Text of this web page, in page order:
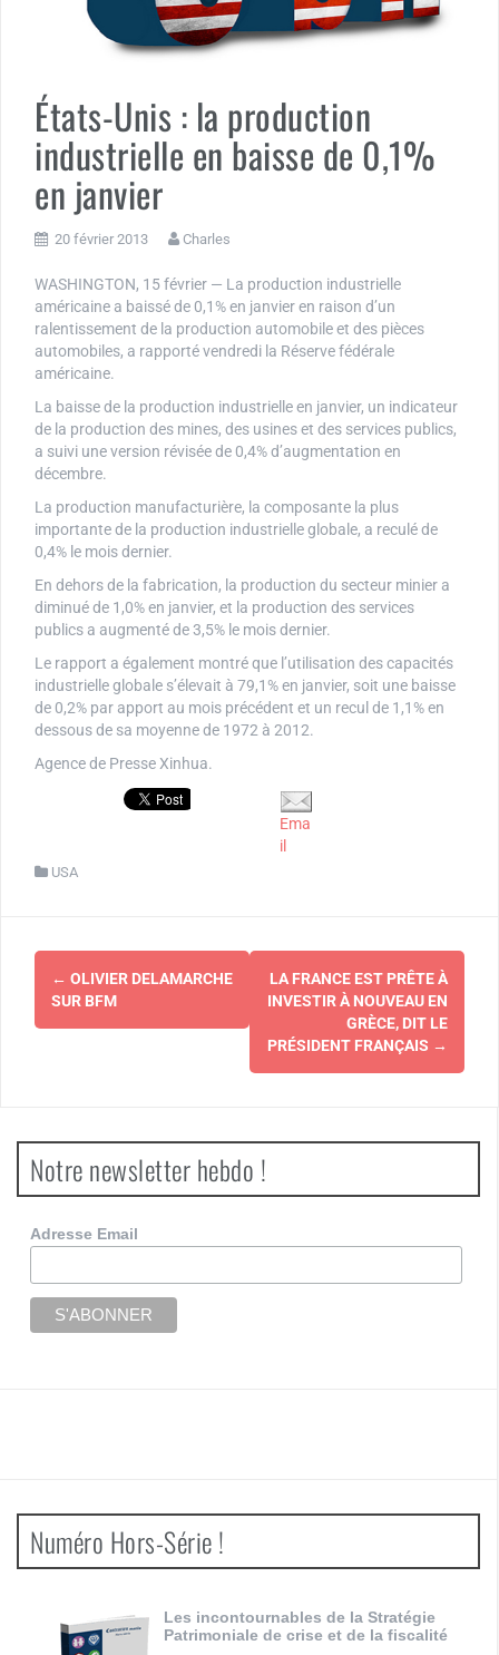
États-Unis : la production
industrielle en baisse de 0,1%
en janvier
20 février 2013 Charles
WASHINGTON, 15 février — La production industrielle
américaine a baissé de 0,1% en janvier en raison d’un
ralentissement de la production automobile et des pièces
automobiles, a rapporté vendredi la Réserve fédérale
américaine.
La baisse de la production industrielle en janvier, un indicateur
de la production des mines, des usines et des services publics,
a suivi une version révisée de 0,4% d’augmentation en
décembre.
La production manufacturière, la composante la plus
importante de la production industrielle globale, a reculé de
0,4% le mois dernier.
En dehors de la fabrication, la production du secteur minier a
diminué de 1,0% en janvier, et la production des services
publics a augmenté de 3,5% le mois dernier.
Le rapport a également montré que l’utilisation des capacités
industrielle globale s’élevait à 79,1% en janvier, soit une baisse
de 0,2% par apport au mois précédent et un recul de 1,1% en
dessous de sa moyenne de 1972 à 2012.
Agence de Presse Xinhua.
Ema
il
USA
Navigation
d'article
← OLIVIER DELAMARCHE
SUR BFM
LA FRANCE EST PRÊTE À
INVESTIR À NOUVEAU EN
GRÈCE, DIT LE
PRÉSIDENT FRANÇAIS →
Notre newsletter hebdo !
Adresse Email
Numéro Hors-Série !
Les incontournables de la Stratégie
Patrimoniale de crise et de la fiscalité